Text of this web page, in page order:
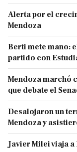
Alerta por el
Mendoza
Berti mete mano:
partido con
Mendoza marchó
que debate el
Desalojaron un
Mendoza y
Javier Milei viaja